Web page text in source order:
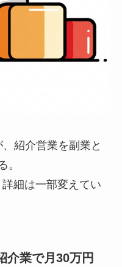
紹介営業を副業と
。
詳細は一部変えてい
業で月30万円